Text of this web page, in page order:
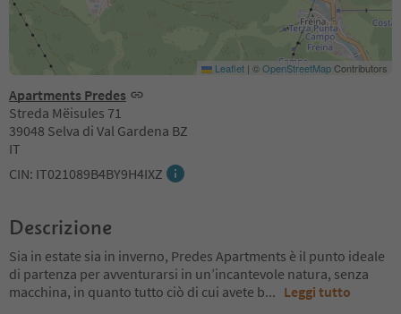
Apartments Predes
Streda Mëisules 71
39048 Selva di Val Gardena BZ
IT
CIN: IT021089B4BY9H4IXZ
Leaflet | ©OpenStreetMapContributors
Descrizione
Sia in estate sia in inverno, Predes Apartments è il punto ideale
di partenza per avventurarsi in un’incantevole natura, senza
macchina, in quanto tutto ciò di cui avete b... Leggi tutto